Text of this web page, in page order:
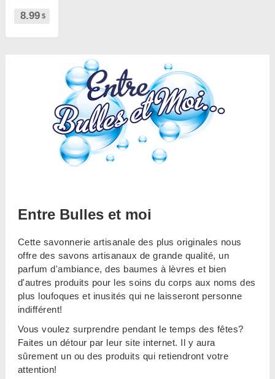
Entre Bulles et moi
Cette savonnerie artisanale des plus originales nous
offre des savons artisanaux de grande qualité, un
parfum d'ambiance, des baumes à lèvres et bien
d'autres produits pour les soins du corps aux noms des
plus loufoques et inusités qui ne laisseront personne
indifférent!
Vous voulez surprendre pendant le temps des fêtes?
Faites un détour par leur site internet. Il y aura
sûrement un ou des produits qui retiendront votre
attention!
8.99 $